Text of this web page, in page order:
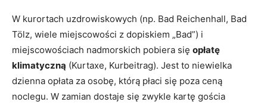
W kurortach uzdrowiskowych (np. Bad Reichenhall, Bad
Tölz, wiele miejscowości z dopiskiem „Bad”) i
miejscowościach nadmorskich pobiera się opłatę
klimatyczną (Kurtaxe, Kurbeitrag). Jest to niewielka
dzienna opłata za osobę, którą płaci się poza ceną
noclegu. W zamian dostaje się zwykle kartę gościa